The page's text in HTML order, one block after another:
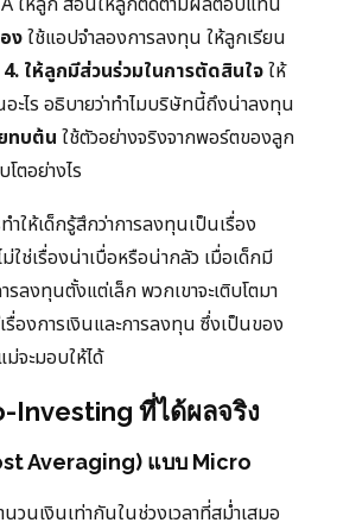
งใช้แอปจำลองการลงทุน ให้ลูกเรียน
4. ให้ลูกมีส่วนร่วมในการตัดสินใจให้
ะไร อธิบายว่าทำไมบริษัทนี้ถึงน่าลงทุน
ทบต้น ใช้ตัวอย่างจริงจากพอร์ตของลูก
โตอย่างไร
ให้เด็กรู้สึกว่าการลงทุนเป็นเรื่อง
ม่ใช่เรื่องน่าเบื่อหรือน่ากลัว เมื่อเด็กมี
ลงทุนตั้งแต่เล็ก พวกเขาจะเติบโตมา
งการเงินและการลงทุน ซึ่งเป็นของ
จะมอบให้ได้
Investing ที่ได้ผลจริง
Averaging) แบบ Micro
วนเงินเท่ากันในช่วงเวลาที่สม่ำเสมอ